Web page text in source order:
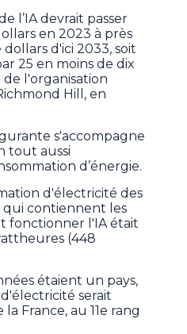
l’IA devrait passer
en 2023 à près
d'ici 2033, soit
25 en moins de dix
de l'organisation
Hill, en
s'accompagne
tout aussi
d’énergie.
d'électricité des
qui contiennent les
fonctionner l'IA était
(448
étaient un pays,
serait
France, au 11e rang